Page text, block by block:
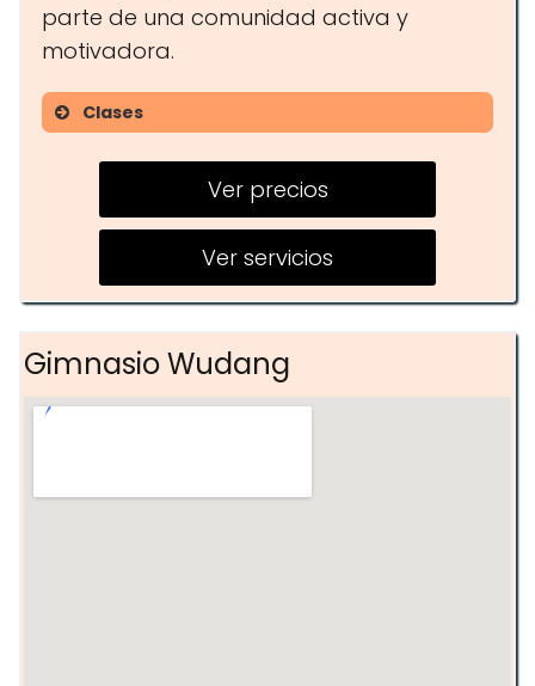
parte de una comunidad activa y
motivadora.
Clases
Entrenamiento funcional
Pilates
Ver precios
Ver servicios
Gimnasio Wudang